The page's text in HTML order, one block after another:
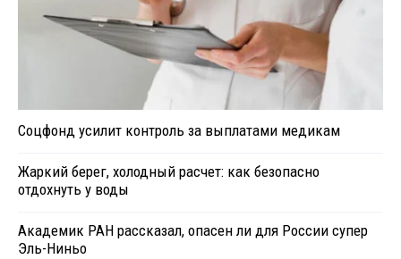
Соцфонд усилит контроль за выплатами медикам
Жаркий берег, холодный расчет: как безопасно
отдохнуть у воды
Академик РАН рассказал, опасен ли для России супер
Эль-Ниньо